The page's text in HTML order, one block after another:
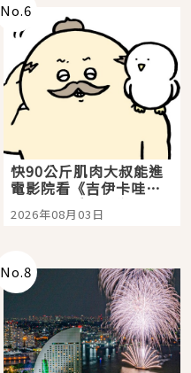
No.6
快90公斤肌肉大叔能進
電影院看《吉伊卡哇》
嗎？日本重金屬樂團
「打首」會長與nagano
2026年08月03日
No.8